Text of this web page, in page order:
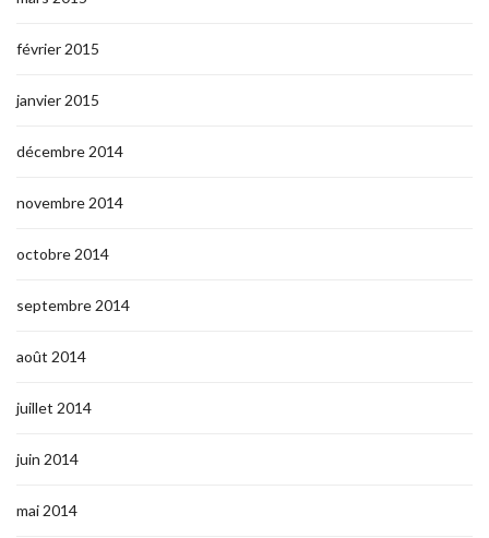
février 2015
janvier 2015
décembre 2014
novembre 2014
octobre 2014
septembre 2014
août 2014
juillet 2014
juin 2014
mai 2014